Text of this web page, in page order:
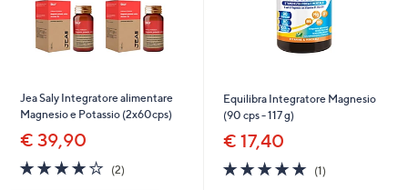
Jea Saly Integratore alimentare
Magnesio e Potassio (2x60cps)
€ 39,90
4.0
of
(2)2
Equilibra Integratore Magnesio
(90 cps - 117 g)
€ 17,40
5.0
of
(1)1